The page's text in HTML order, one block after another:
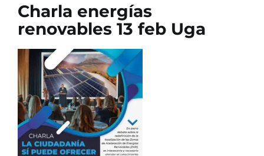
TURISMO
CONTACTO
Charla energías
renovables 13 feb Uga